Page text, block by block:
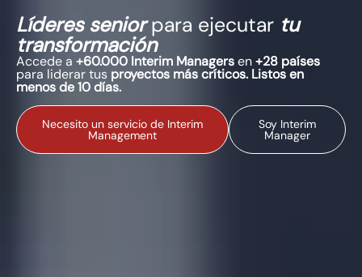
Líderes seniorpara ejecutar tu
transformación
Accede a +60.000 Interim Managersen+28 países
para liderar tus proyectos más críticos. Listos en
menos de 10 días.
Necesito un servicio de Interim
Management
Soy Interim
Manager